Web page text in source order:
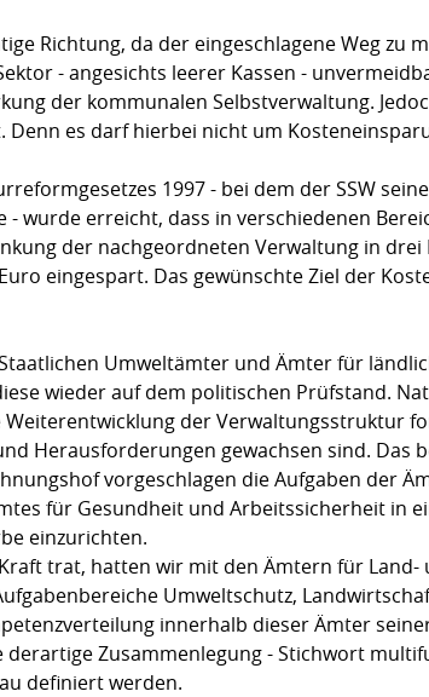
Richtung, da der eingeschlagene Weg zu
- angesichts leerer Kassen -
der kommunalen Selbstverwaltung.
es darf hierbei nicht um
1997 - bei dem der SSW
wurde erreicht, dass in verschiedenen
der nachgeordneten Verwaltung in
eingespart. Das gewünschte Ziel der
Umweltämter und Ämter für
wieder auf dem politischen Prüfstand.
der Verwaltungsstruktur
Herausforderungen gewachsen sind. Das
vorgeschlagen die Aufgaben der
für Gesundheit und Arbeitssicherheit in
einzurichten.
trat, hatten wir mit den Ämtern für Land-
Umweltschutz,
innerhalb dieser Ämter
Zusammenlegung - Stichwort
definiert werden.